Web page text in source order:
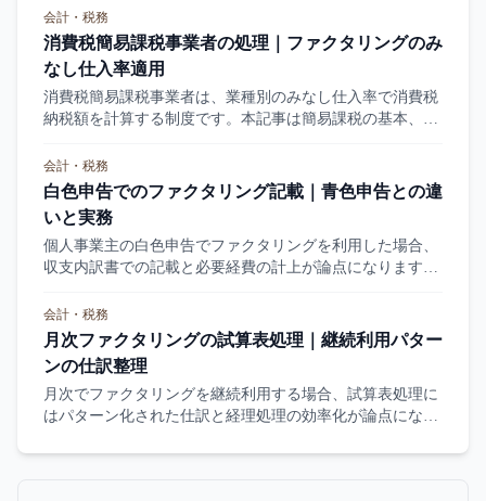
会社との関係を整理します。
会計・税務
消費税簡易課税事業者の処理｜ファクタリングのみ
なし仕入率適用
消費税簡易課税事業者は、業種別のみなし仕入率で消費税
納税額を計算する制度です。本記事は簡易課税の基本、フ
す。
会計・税務
白色申告でのファクタリング記載｜青色申告との違
いと実務
個人事業主の白色申告でファクタリングを利用した場合、
収支内訳書での記載と必要経費の計上が論点になります。
のポイントを整理します。
会計・税務
月次ファクタリングの試算表処理｜継続利用パター
ンの仕訳整理
月次でファクタリングを継続利用する場合、試算表処理に
はパターン化された仕訳と経理処理の効率化が論点になり
定科目の継続性を整理します。